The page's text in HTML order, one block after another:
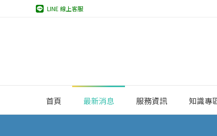
LINE 線上客服
首頁 最新消息 服務資訊 知識專